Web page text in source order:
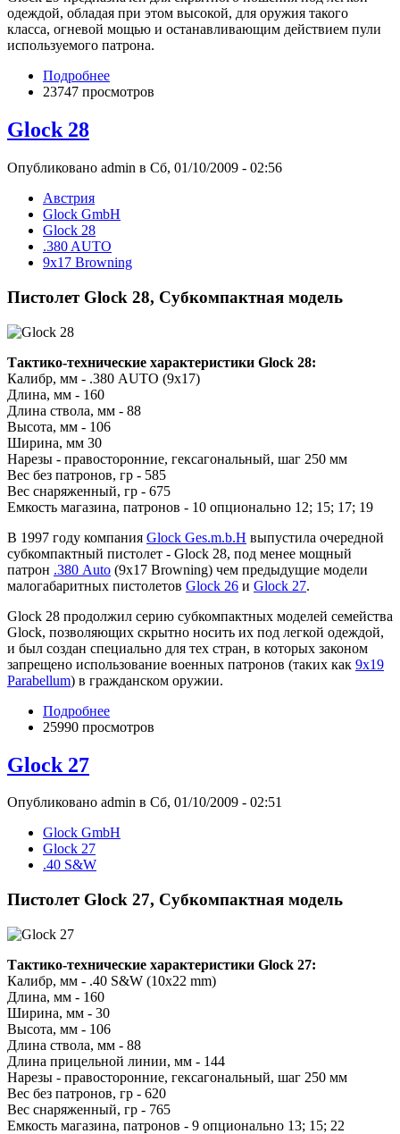
одеждой, обладая при этом высокой, для оружия такого
класса, огневой мощью и останавливающим действием пули
используемого патрона.
Подробнее
23747 просмотров
Glock 28
Опубликовано admin в Сб, 01/10/2009 - 02:56
Австрия
Glock GmbH
Glock 28
.380 AUTO
9x17 Browning
Пистолет Glock 28, Субкомпактная модель
Тактико-технические характеристики Glock 28:
Калибр, мм - .380 AUTO (9x17)
Длина, мм - 160
Длина ствола, мм - 88
Высота, мм - 106
Ширина, мм 30
Нарезы - правосторонние, гексагональный, шаг 250 мм
Вес без патронов, гр - 585
Вес снаряженный, гр - 675
Емкость магазина, патронов - 10 опционально 12; 15; 17; 19
В 1997 году компания Glock Ges.m.b.H выпустила очередной
субкомпактный пистолет - Glock 28, под менее мощный
патрон .380 Auto (9х17 Browning) чем предыдущие модели
малогабаритных пистолетов Glock 26 и Glock 27.
Glock 28 продолжил серию субкомпактных моделей семейства
Glock, позволяющих скрытно носить их под легкой одеждой,
и был создан специально для тех стран, в которых законом
запрещено использование военных патронов (таких как 9x19
Parabellum) в гражданском оружии.
Подробнее
25990 просмотров
Glock 27
Опубликовано admin в Сб, 01/10/2009 - 02:51
Glock GmbH
Glock 27
.40 S&W
Пистолет Glock 27, Субкомпактная модель
Тактико-технические характеристики Glock 27:
Калибр, мм - .40 S&W (10x22 mm)
Длина, мм - 160
Ширина, мм - 30
Высота, мм - 106
Длина ствола, мм - 88
Длина прицельной линии, мм - 144
Нарезы - правосторонние, гексагональный, шаг 250 мм
Вес без патронов, гр - 620
Вес снаряженный, гр - 765
Емкость магазина, патронов - 9 опционально 13; 15; 22